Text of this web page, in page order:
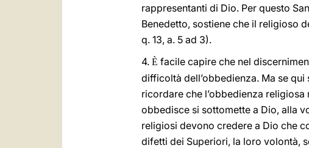
rappresentanti di Dio. Per questo
Benedetto, sostiene che il religioso
q. 13, a. 5 ad 3).
4. È facile capire che nel
difficoltà dell’obbedienza. Ma se
ricordare che l’obbedienza religiosa
obbedisce si sottomette a Dio, alla
religiosi devono credere a Dio che
difetti dei Superiori, la loro volontà,